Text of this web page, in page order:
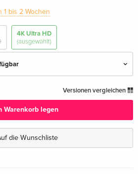
1 bis 2 Wochen
4K Ultra HD
(ausgewählt)
EUR 55,49
Versionen vergleichen
Warenkorb legen
die Wunschliste